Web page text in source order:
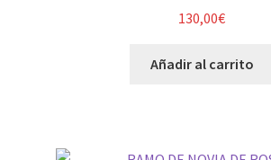
130,00€
Añadir al carrito